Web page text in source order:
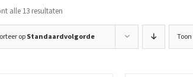
alle 13 resultaten
opStandaardvolgorde Toon